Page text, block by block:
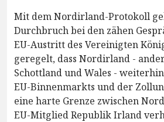
Mit dem Nordirland-Protokoll
Durchbruch bei den zähen
EU-Austritt des Vereinigten
geregelt, dass Nordirland -
Schottland und Wales -
EU-Binnenmarkts und der
eine harte Grenze zwischen
EU-Mitglied Republik Irland